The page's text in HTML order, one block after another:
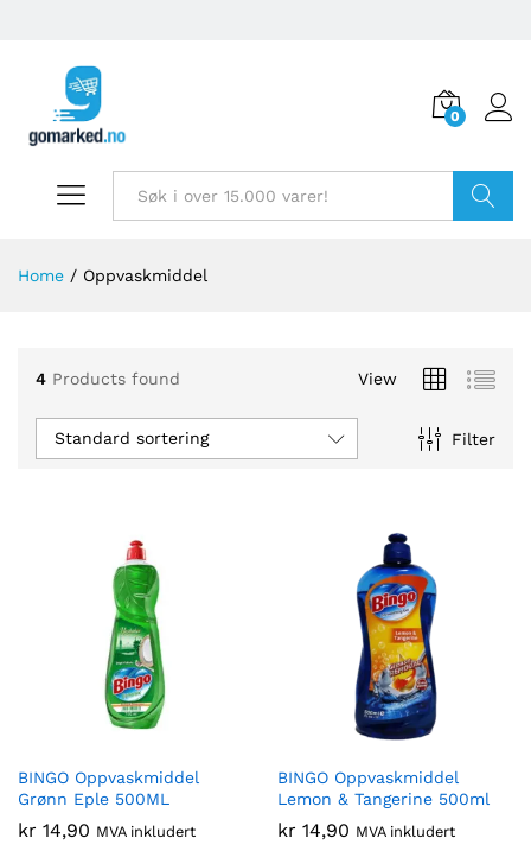
0
Home / Oppvaskmiddel
4 Products found View
Filter
Standard sortering
BINGO Oppvaskmiddel
Grønn Eple 500ML
kr 14,90 MVA inkludert
BINGO Oppvaskmiddel
Lemon & Tangerine 500ml
kr 14,90 MVA inkludert